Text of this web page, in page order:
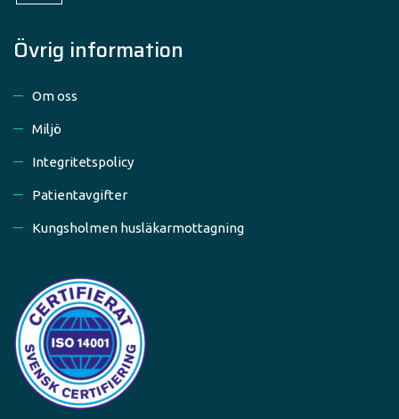
Övrig information
Om oss
Miljö
Integritetspolicy
Patientavgifter
Kungsholmen husläkarmottagning